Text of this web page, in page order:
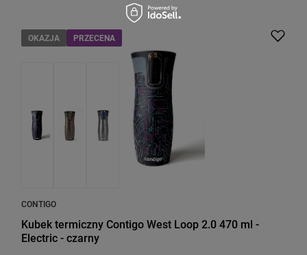
OKAZJA PRZECENA
CONTIGO
Kubek termiczny Contigo West Loop 2.0 470 ml -
Electric - czarny